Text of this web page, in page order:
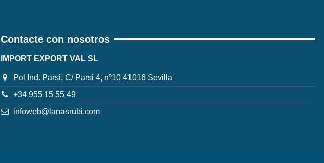
Contacte con nosotros
IMPORT EXPORT VAL SL
Pol Ind. Parsi, C/ Parsi 4, nº10 41016 Sevilla
+34 955 15 55 49
infoweb@lanasrubi.com